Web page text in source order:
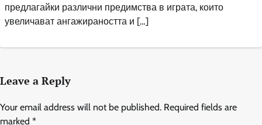
предлагайки различни предимства в играта, които
увеличават ангажираността и […]
Leave a Reply
Your email address will not be published. Required fields are
marked *